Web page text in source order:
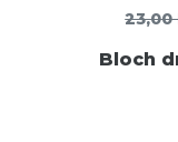
23,00
Bloch